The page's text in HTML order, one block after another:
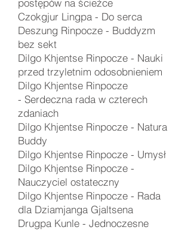
postępów na ścieżce
Czokgjur Lingpa - Do serca
Deszung Rinpocze - Buddyzm
bez sekt
Dilgo Khjentse Rinpocze - Nauki
przed trzyletnim odosobnieniem
Dilgo Khjentse Rinpocze
- Serdeczna rada w czterech
zdaniach
Dilgo Khjentse Rinpocze - Natura
Buddy
Dilgo Khjentse Rinpocze - Umysł
Dilgo Khjentse Rinpocze -
Nauczyciel ostateczny
Dilgo Khjentse Rinpocze - Rada
dla Dziamjanga Gjaltsena
Drugpa Kunle - Jednoczesne